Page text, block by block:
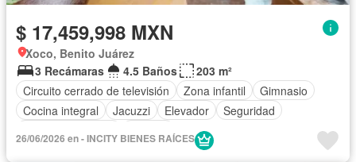
$ 17,459,998 MXN
Xoco, Benito Juárez
3 Recámaras
4.5 Baños
203 m²
Circuito cerrado de televisión
Zona infantil
Gimnasio
Cocina integral
Jacuzzi Elevador
Seguridad
26/06/2026 en - INCITY BIENES RAÍCES